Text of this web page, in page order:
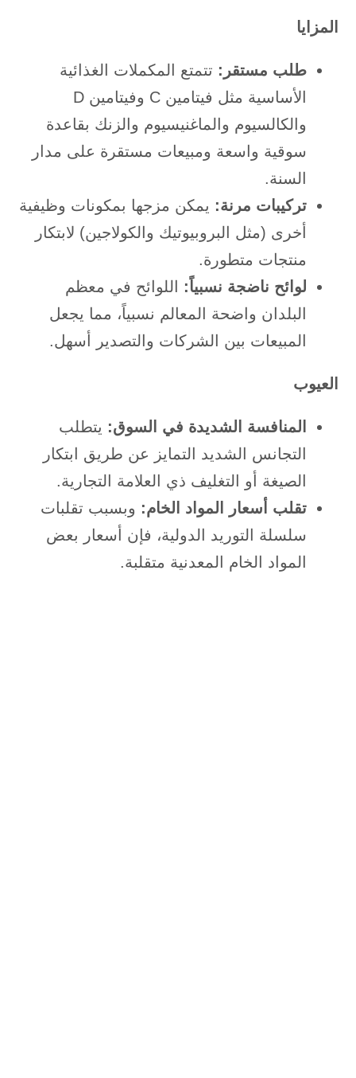
المزايا
طلب مستقر: تتمتع المكملات الغذائية
الأساسية مثل فيتامين C وفيتامين D
والكالسيوم والماغنيسيوم والزنك بقاعدة
سوقية واسعة ومبيعات مستقرة على مدار
السنة.
تركيبات مرنة: يمكن مزجها بمكونات وظيفية
أخرى (مثل البروبيوتيك والكولاجين) لابتكار
منتجات متطورة.
لوائح ناضجة نسبياً:
اللوائح في معظم
البلدان واضحة المعالم نسبياً، مما يجعل
المبيعات بين الشركات والتصدير أسهل.
العيوب
المنافسة الشديدة في السوق: يتطلب
التجانس الشديد التمايز عن طريق ابتكار
الصيغة أو التغليف ذي العلامة التجارية.
تقلب أسعار المواد الخام: وبسبب تقلبات
سلسلة التوريد الدولية، فإن أسعار بعض
المواد الخام المعدنية متقلبة.